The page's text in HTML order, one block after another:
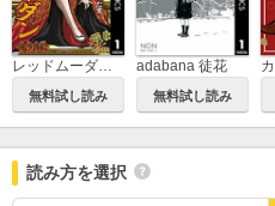
レッドムーダン～皇帝に成り上がった女～
無料試し読み
adabana 徒花
無料試し読み
読み方を選択